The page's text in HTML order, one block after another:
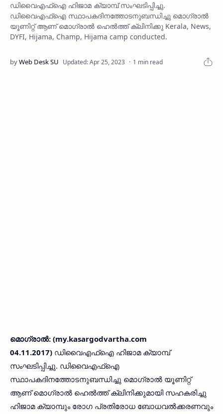
ഡിവൈഎഫ്‌ഐ ഹിജാമ ക്യാമ്പ് സംഘടിപ്പിച്ചു.
ഡിവൈഎഫ്‌ഐ സ്ഥാപകദിനത്തോടനുബന്ധിച്ചു മൊഗ്രാല്‍
യൂണിറ്റ് ആണ് മൊഗ്രാല്‍ ഹെല്‍ത്ത് ക്ലിനിക്കു Kerala, News,
DYFI, Hijama, Champ, Hijama camp conducted.
1 min read
മൊഗ്രാല്‍: (my.kasargodvartha.com
04.11.2017) ഡിവൈഎഫ്‌ഐ ഹിജാമ ക്യാമ്പ്
സംഘടിപ്പിച്ചു. ഡിവൈഎഫ്‌ഐ
സ്ഥാപകദിനത്തോടനുബന്ധിച്ചു മൊഗ്രാല്‍ യൂണിറ്റ്
ആണ് മൊഗ്രാല്‍ ഹെല്‍ത്ത് ക്ലിനിക്കുമായി സഹകരിച്ചു
ഹിജാമ ക്യാമ്പും രോഗ പ്രതിരോധ ബോധവല്‍ക്കരണവും